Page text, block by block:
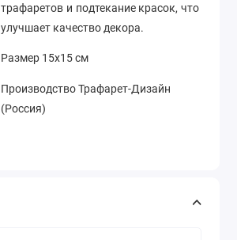
трафаретов и подтекание красок, что
улучшает качество декора.
Размер 15х15 см
Производство Трафарет-Дизайн
(Россия)